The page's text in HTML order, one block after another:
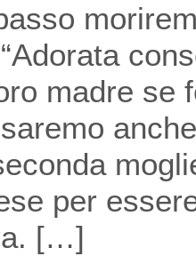
madre se
per
[…]